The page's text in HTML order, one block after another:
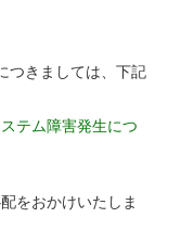
つきましては、下記
テム障害発生につ
をおかけいたしま